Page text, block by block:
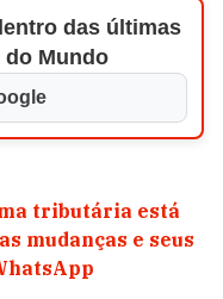
das últimas
Mundo
tributária está
mudanças e seus